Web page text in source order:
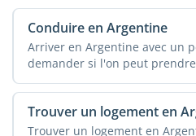
Conduire en Argentine
Arriver en Argentine avec un
demander si l'on peut
Trouver un logement en
Trouver un logement en